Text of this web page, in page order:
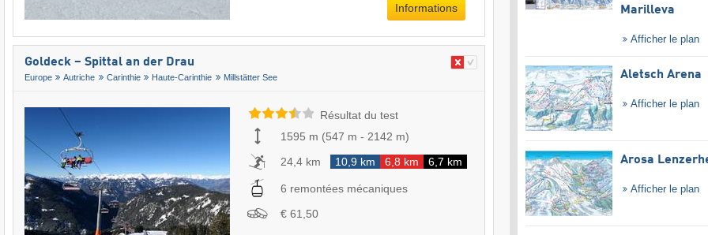
Informations
Goldeck – Spittal an der Drau
Europe Autriche Carinthie Haute-Carinthie Millstätter See
Résultat du test
1595 m (547 m - 2142 m)
24,4 km
10,9 km 6,8 km 6,7 km
6 remontées mécaniques
€ 61,50
Marilleva
Afficher le plan
Aletsch Arena
Afficher le plan
Arosa
Afficher le plan